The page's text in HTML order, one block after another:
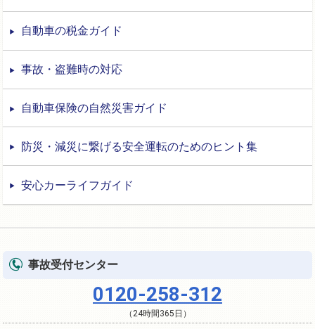
自動車の税金ガイド
事故・盗難時の対応
自動車保険の自然災害ガイド
防災・減災に繋げる安全運転のためのヒント集
安心カーライフガイド
事故受付センター
0120-258-312
（24時間365日）